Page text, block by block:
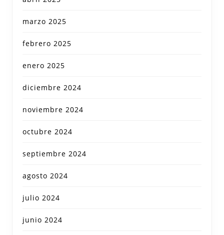
marzo 2025
febrero 2025
enero 2025
diciembre 2024
noviembre 2024
octubre 2024
septiembre 2024
agosto 2024
julio 2024
junio 2024